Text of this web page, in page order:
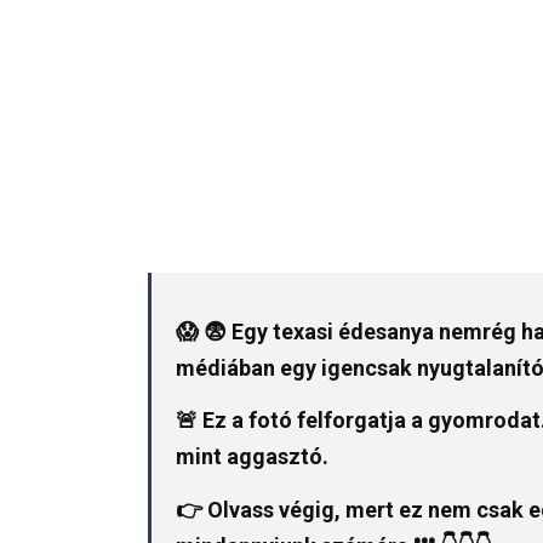
😱 😨 Egy texasi édesanya nemrég
médiában egy igencsak
🚨 Ez a fotó felforgatja a
mint aggasztó.
👉 Olvass végig, mert ez nem csak